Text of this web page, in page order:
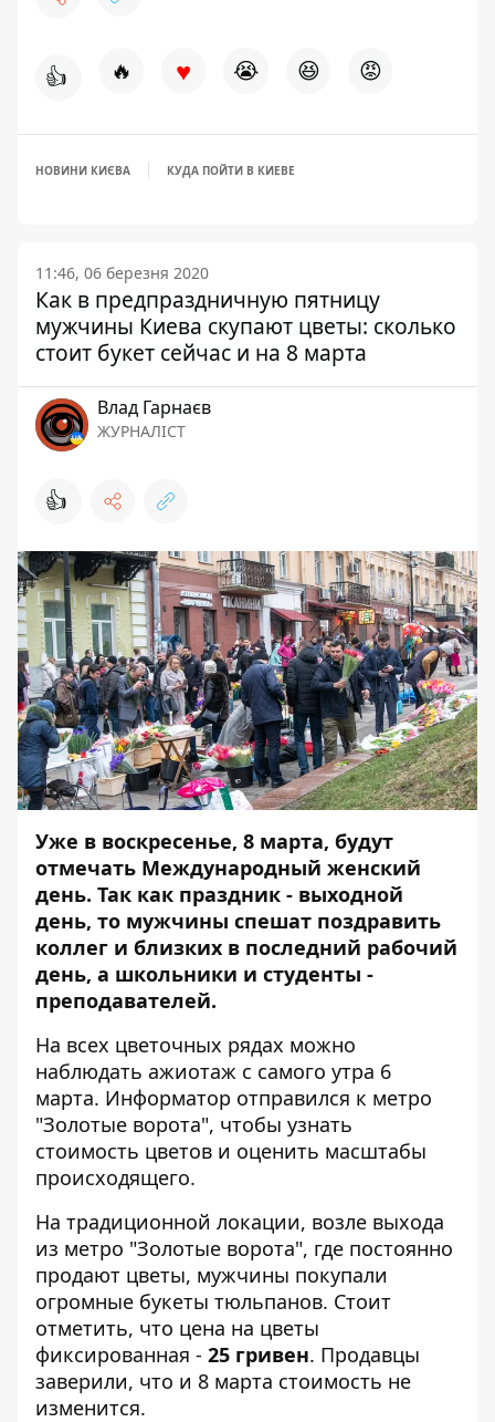
👍 🔥 ♥ 😭 😆 😡
НОВИНИ КИЄВА КУДА ПОЙТИ В КИЕВЕ
11:46, 06 березня 2020
Как в предпраздничную пятницу
мужчины Киева скупают цветы: сколько
стоит букет сейчас и на 8 марта
Влад Гарнаєв
ЖУРНАЛІСТ
👍
Уже в воскресенье, 8 марта, будут
отмечать Международный женский
день. Так как праздник - выходной
день, то мужчины спешат поздравить
коллег и близких в последний рабочий
день, а школьники и студенты -
преподавателей.
На всех цветочных рядах можно
наблюдать ажиотаж с самого утра 6
марта. Информатор отправился к метро
"Золотые ворота", чтобы узнать
стоимость цветов и оценить масштабы
происходящего.
На традиционной локации, возле выхода
из метро "Золотые ворота", где постоянно
продают цветы, мужчины покупали
огромные букеты тюльпанов. Стоит
отметить, что цена на цветы
фиксированная - 25 гривен. Продавцы
заверили, что и 8 марта стоимость не
изменится.